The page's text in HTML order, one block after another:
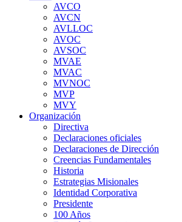
AVCO
AVCN
AVLLOC
AVOC
AVSOC
MVAE
MVAC
MVNOC
MVP
MVY
Organización
Directiva
Declaraciones oficiales
Declaraciones de Dirección
Creencias Fundamentales
Historia
Estrategias Misionales
Identidad Corporativa
Presidente
100 Años